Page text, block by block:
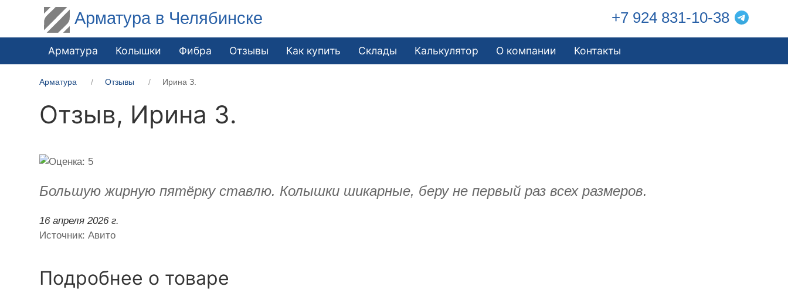
Арматура в Челябинске +7 924 831-10-38
Арматура Колышки Фибра Отзывы Как купить Склады Калькулятор О компании Контакты
Арматура Отзывы Ирина З.
Отзыв, Ирина З.
Большую жирную пятёрку ставлю. Колышки шикарные, беру не первый раз всех размеров.
16 апреля 2026 г.
Источник: Авито
Подробнее о товаре